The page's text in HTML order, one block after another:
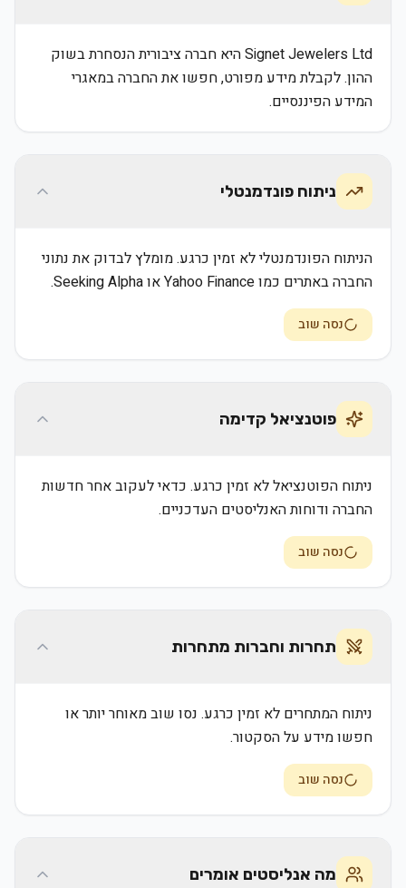
Signet Jewelers Ltd היא חברה ציבורית הנסחרת בשוק
ההון. לקבלת מידע מפורט, חפשו את החברה במאגרי
המידע הפיננסיים.
ניתוח פונדמנטלי
הניתוח הפונדמנטלי לא זמין כרגע. מומלץ לבדוק את נתוני
החברה באתרים כמו Yahoo Finance או Seeking Alpha.
נסה שוב
פוטנציאל קדימה
ניתוח הפוטנציאל לא זמין כרגע. כדאי לעקוב אחר חדשות
החברה ודוחות האנליסטים העדכניים.
נסה שוב
תחרות וחברות מתחרות
ניתוח המתחרים לא זמין כרגע. נסו שוב מאוחר יותר או
חפשו מידע על הסקטור.
נסה שוב
מה אנליסטים אומרים